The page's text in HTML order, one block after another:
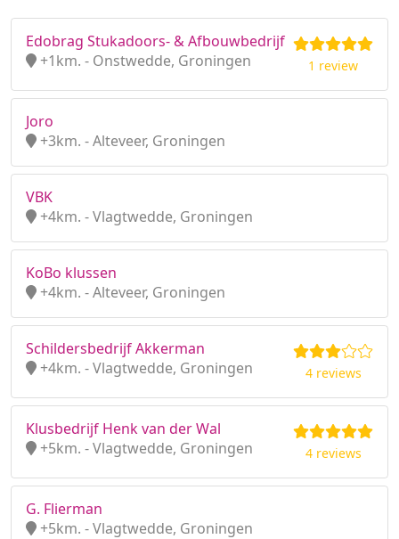
Edobrag Stukadoors- & Afbouwbedrijf
+1km. - Onstwedde, Groningen
1 review
Joro
+3km. - Alteveer, Groningen
VBK
+4km. - Vlagtwedde, Groningen
KoBo klussen
+4km. - Alteveer, Groningen
Schildersbedrijf Akkerman
+4km. - Vlagtwedde, Groningen
4 reviews
Klusbedrijf Henk van der Wal
+5km. - Vlagtwedde, Groningen
4 reviews
G. Flierman
+5km. - Vlagtwedde, Groningen